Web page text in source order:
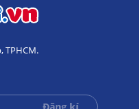
TPHCM.